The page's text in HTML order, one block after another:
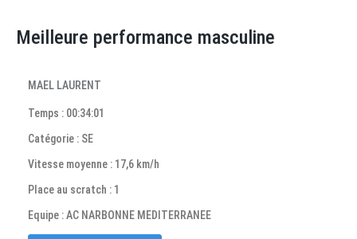
Meilleure performance masculine
MAEL LAURENT
Temps : 00:34:01
Catégorie : SE
Vitesse moyenne : 17,6 km/h
Place au scratch : 1
Equipe : AC NARBONNE MEDITERRANEE